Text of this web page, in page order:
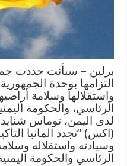
برلين – سبأنت جددت
التزامها بوحدة الجمهورية
واستقلالها وسلامة
الرئاسي، والحكومة
لدى اليمن، توماس
(اكس) “تجدد المانيا
وسيادته واستقلاله
الرئاسي والحكومة